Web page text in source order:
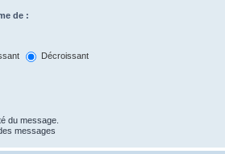
de :
Décroissant
du message.
messages